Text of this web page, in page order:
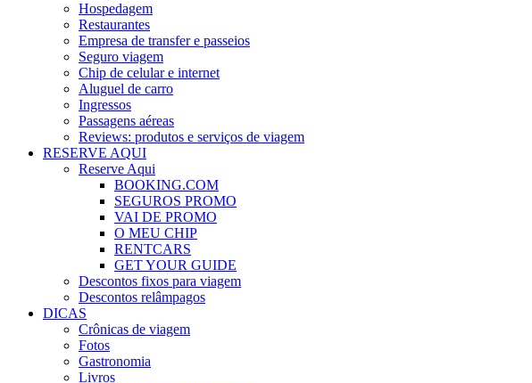
Hospedagem
Restaurantes
Empresa de transfer e passeios
Seguro viagem
Chip de celular e internet
Aluguel de carro
Ingressos
Passagens aéreas
Reviews: produtos e serviços de viagem
RESERVE AQUI
Reserve Aqui
BOOKING.COM
SEGUROS PROMO
VAI DE PROMO
O MEU CHIP
RENTCARS
GET YOUR GUIDE
Descontos fixos para viagem
Descontos relâmpagos
DICAS
Crônicas de viagem
Fotos
Gastronomia
Livros